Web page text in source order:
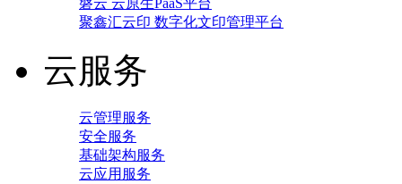
磐云 云原生PaaS平台
聚鑫汇云印 数字化文印管理平台
云服务
云管理服务
安全服务
基础架构服务
云应用服务